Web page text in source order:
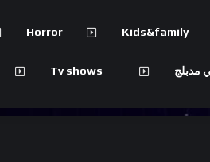
Horror Kids&family
Tv shows مدبلج